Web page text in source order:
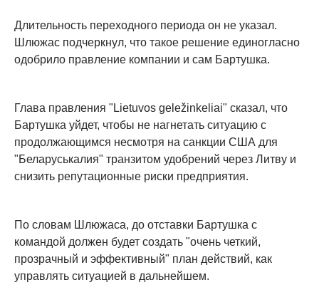
Длительность переходного периода он не указал.
Шлюжас подчеркнул, что такое решение единогласно
одобрило правление компании и сам Бартушка.
Глава правления "Lietuvos geležinkeliai" сказал, что
Бартушка уйдет, чтобы не нагнетать ситуацию с
продолжающимся несмотря на санкции США для
"Беларуськалия" транзитом удобрений через Литву и
снизить репутационные риски предприятия.
По словам Шлюжаса, до отставки Бартушка с
командой должен будет создать "очень четкий,
прозрачный и эффективный" план действий, как
управлять ситуацией в дальнейшем.